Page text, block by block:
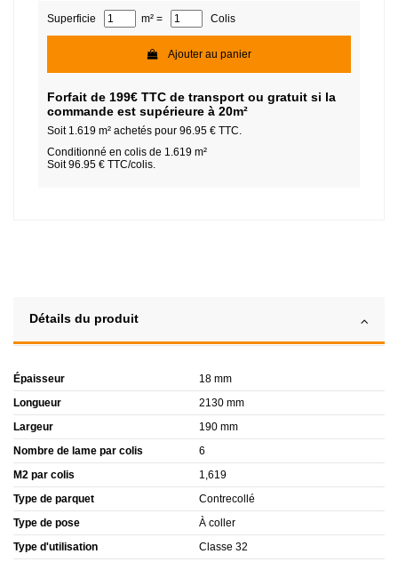
Superficie m² = Colis
Ajouter au panier
Forfait de 199€ TTC de transport ou gratuit si la
commande est supérieure à 20m²
Soit 1.619 m² achetés pour 96.95 € TTC.
Conditionné en colis de 1.619 m²
Soit 96.95 € TTC/colis.
Détails du produit
Épaisseur
18 mm
Longueur
2130 mm
Largeur
190 mm
Nombre de lame par colis
6
M2 par colis
1,619
Type de parquet
Contrecollé
Type de pose
À coller
Type d'utilisation
Classe 32